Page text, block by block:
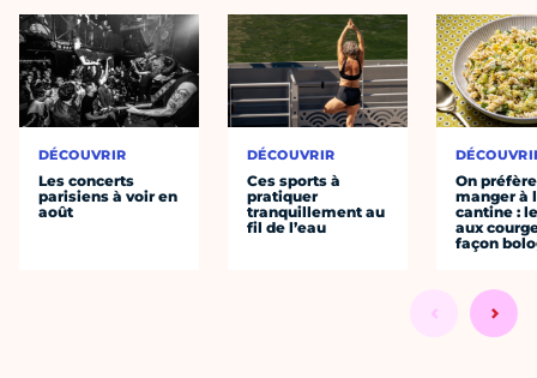
DÉCOUVRIR
Les concerts
parisiens à voir en
août
DÉCOUVRIR
Ces sports à
pratiquer
tranquillement au
fil de l’eau
On préfère
manger à
cantine :
aux
façon